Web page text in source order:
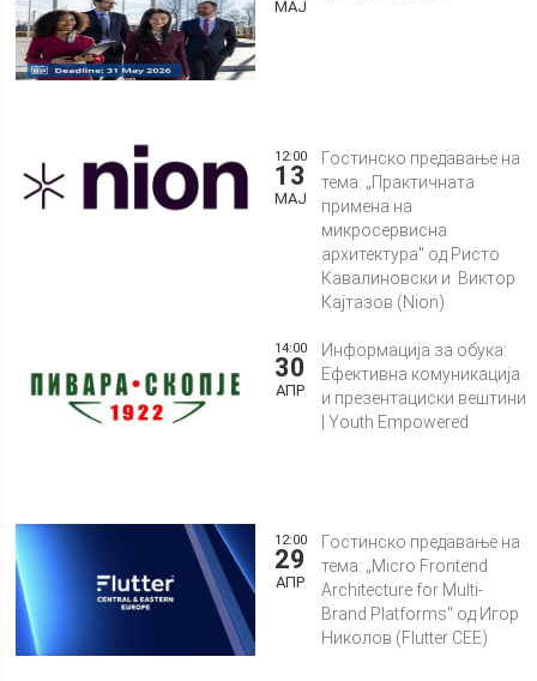
МАЈ
12:00
13
МАЈ
Гостинско предавање на
тема: „Практичната
примена на
микросервисна
архитектура" од Ристо
Кавалиновски и Виктор
Кајтазов (Nion)
14:00
30
АПР
Информација за обука:
Ефективна комуникација
и презентациски вештини
| Youth Empowered
12:00
29
АПР
Гостинско предавање на
тема: „Micro Frontend
Architecture for Multi-
Brand Platforms" од Игор
Николов (Flutter CEE)